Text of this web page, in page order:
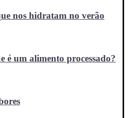
nos hidratam no verão
é um alimento processado?